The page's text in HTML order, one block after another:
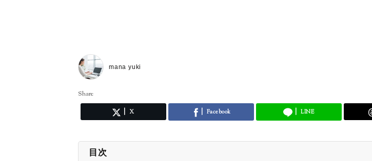
mana yuki
Share
X Facebook LINE
目次